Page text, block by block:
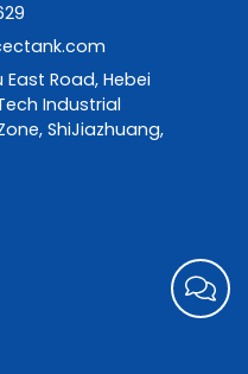
Road, Hebei
Industrial
ShiJiazhuang,